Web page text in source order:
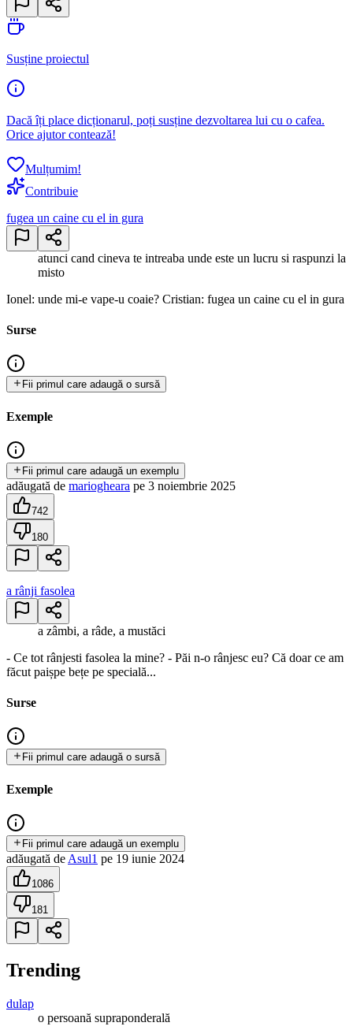
Susține proiectul
Dacă îți place dicționarul, poți susține dezvoltarea lui cu o cafea.
Orice ajutor contează!
Mulțumim!
Contribuie
fugea un caine cu el in gura
atunci cand cineva te intreaba unde este un lucru si raspunzi la
misto
Ionel: unde mi-e vape-u coaie? Cristian: fugea un caine cu el in gura
Surse
Fii primul care adaugă o sursă
Exemple
Fii primul care adaugă un exemplu
adăugată de mariogheara pe 3 noiembrie 2025
742
180
a rânji fasolea
a zâmbi, a râde, a mustăci
- Ce tot rânjesti fasolea la mine? - Păi n-o rânjesc eu? Că doar ce am
făcut paișpe bețe pe specială...
Surse
Fii primul care adaugă o sursă
Exemple
Fii primul care adaugă un exemplu
adăugată de Asul1 pe 19 iunie 2024
1086
181
Trending
dulap
o persoană supraponderală